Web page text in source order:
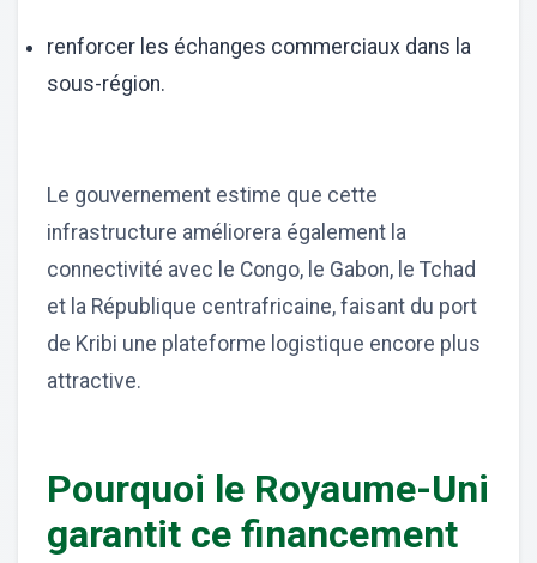
renforcer les échanges commerciaux dans la
sous-région.
Le gouvernement estime que cette
infrastructure améliorera également la
connectivité avec le Congo, le Gabon, le Tchad
et la République centrafricaine, faisant du port
de Kribi une plateforme logistique encore plus
attractive.
Pourquoi le Royaume-Uni
garantit ce financement